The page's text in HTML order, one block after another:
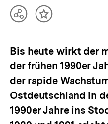
TeilenInhalt
Bis heute wirkt der
der frühen 1990er
der rapide
Ostdeutschland in
1990er Jahre ins